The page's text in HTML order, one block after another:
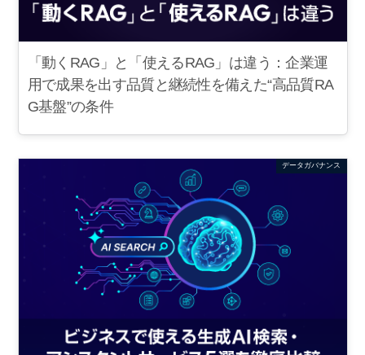
「動くRAG」と「使えるRAG」は違う：企業運
用で成果を出す品質と継続性を備えた“高品質RA
G基盤”の条件
データガバナンス